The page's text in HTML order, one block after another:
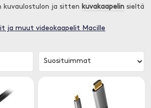
kuvaulostulon ja sitten kuvakaapelin sieltä
ja muut videokaapelit Macille